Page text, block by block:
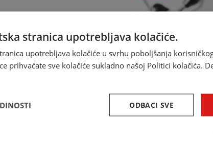
Provjerite
stranica upotrebljava kolačiće.
upotrebljava kolačiće u svrhu poboljšanja
prihvaćate sve kolačiće sukladno našoj Politici kolačića.
ODBACI SVE